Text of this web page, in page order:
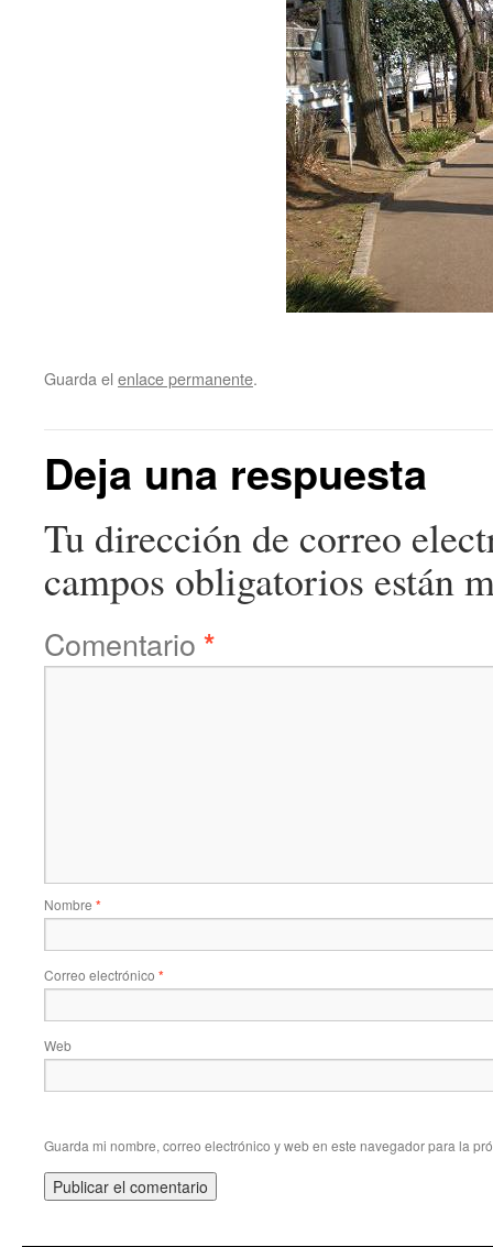
Guarda el enlace permanente.
Deja una respuesta
Tu dirección de correo
campos obligatorios están
Comentario *
Nombre *
Correo electrónico *
Web
Guarda mi nombre, correo electrónico y web en este navegador para la